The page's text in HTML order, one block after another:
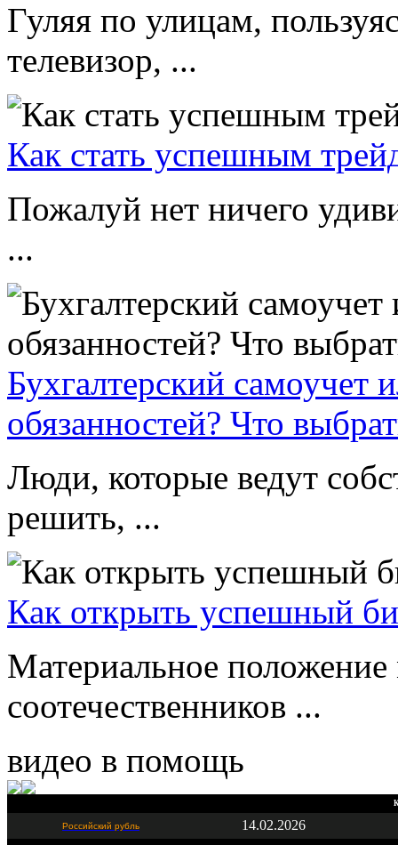
Гуляя по улицам,
телевизор, ...
Как стать успешным
Пожалуй нет ничего
...
Бухгалтерский самоучет
обязанностей? Что
Люди, которые ведут
решить, ...
Как открыть успешный
Материальное
соотечественников ...
видео в помощь
Российский рубль 14.02.2026